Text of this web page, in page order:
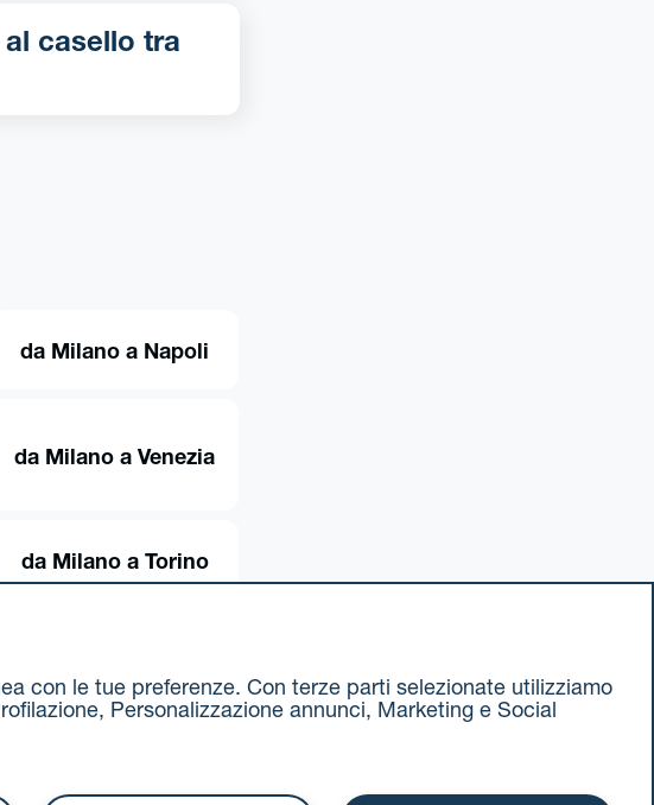
casello tra
da Milano a Napoli
da Milano a Venezia
da Milano a Torino
con le tue preferenze. Con terze parti selezionate utilizziamo
Personalizzazione annunci, Marketing e Social